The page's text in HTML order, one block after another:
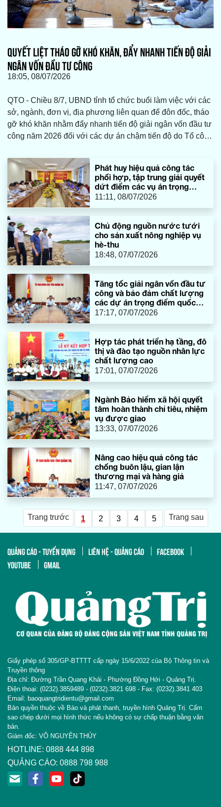
QUYẾT LIỆT THÁO GỠ KHÓ KHĂN, ĐẨY NHANH TIẾN ĐỘ GIẢI
NGÂN VỐN ĐẦU TƯ CÔNG
18:05, 08/07/2026
QTO - Chiều 8/7, UBND tỉnh tổ chức buổi làm việc với các
sở, ngành, đơn vị, địa phương liên quan để đôn đốc, tháo
gỡ khó khăn nhằm đẩy nhanh tiến độ giải ngân vốn đầu tư
công năm 2026 đối với các dự án chậm tiến độ do Tổ công
Phát huy hiệu quả công tác
phối hợp, tập trung giải quyết
dứt điểm các vụ án trọng
điểm
11:11, 08/07/2026
Chủ động nguồn nước tưới
cho sản xuất nông nghiệp vụ
hè-thu
18:48, 07/07/2026
Tăng tốc giải ngân vốn đầu tư
công và bảo đảm chất lượng
các dự án trọng điểm quốc
gia
17:17, 07/07/2026
Hợp tác phát triển hạ tầng, đô
thị và đào tạo nguồn nhân lực
chất lượng cao
17:01, 07/07/2026
Ngành Bảo hiểm xã hội quyết
tâm hoàn thành chỉ tiêu, nhiệm
vụ được giao
13:33, 07/07/2026
Nâng cao hiệu quả công tác
chống buôn lậu, gian lận
thương mại và hàng giả
11:47, 07/07/2026
Trang trước 1 2 3 4 5 Trang sau
QUẢNG CÁO - TUYỂN DỤNG LIÊN HỆ - QUẢNG CÁO
FACEBOOK
YOUTUBE
GMAIL
Giấy phép số 305/GP-BTTTT cấp ngày 15/6/2022 của Bộ Thông tin và
Truyền thông
Địa chỉ: Đường Trần Quang Khải - Phường Đồng Hới - Quảng Trị.
Điện thoại: (0232).3859489 - (0232).3821 698 - Fax: (0232).3841 403
Email: baoquangtridientu@gmail.com
Bản quyền thuộc về Báo và phát thanh, truyền hình Quảng Trị. Cấm
sao chép dưới mọi hình thức nếu không có sự chấp thuận bằng văn
bản.
Giám đốc: VÕ NGUYÊN THỦY
HOTLINE: 0888 444 898
QUẢNG CÁO: 0888 798 988